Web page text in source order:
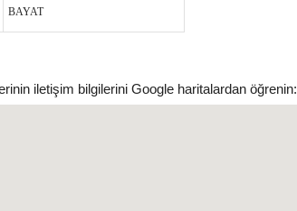
BAYAT
iletişim bilgilerini Google haritalardan öğrenin: